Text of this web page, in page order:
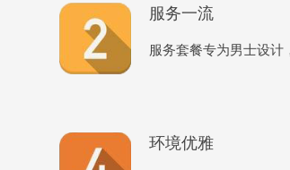
服务一流
服务套餐专为男士设
环境优雅